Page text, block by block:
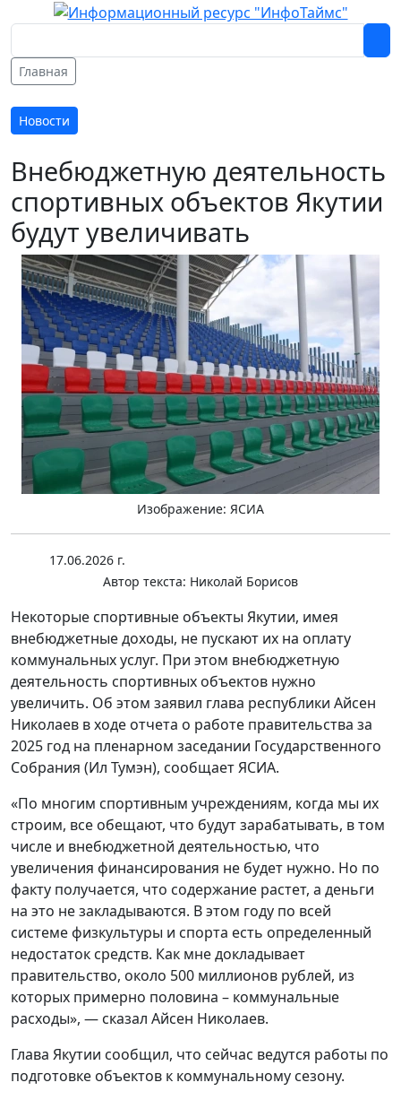
Главная
Новости
Внебюджетную деятельность
спортивных объектов Якутии
будут увеличивать
Изображение: ЯСИА
17.06.2026 г.
Автор текста: Николай Борисов
Некоторые спортивные объекты Якутии, имея
внебюджетные доходы, не пускают их на оплату
коммунальных услуг. При этом внебюджетную
деятельность спортивных объектов нужно
увеличить. Об этом заявил глава республики Айсен
Николаев в ходе отчета о работе правительства за
2025 год на пленарном заседании Государственного
Собрания (Ил Тумэн), сообщает ЯСИА.
«По многим спортивным учреждениям, когда мы их
строим, все обещают, что будут зарабатывать, в том
числе и внебюджетной деятельностью, что
увеличения финансирования не будет нужно. Но по
факту получается, что содержание растет, а деньги
на это не закладываются. В этом году по всей
системе физкультуры и спорта есть определенный
недостаток средств. Как мне докладывает
правительство, около 500 миллионов рублей, из
которых примерно половина – коммунальные
расходы», — сказал Айсен Николаев.
Глава Якутии сообщил, что сейчас ведутся работы по
подготовке объектов к коммунальному сезону.